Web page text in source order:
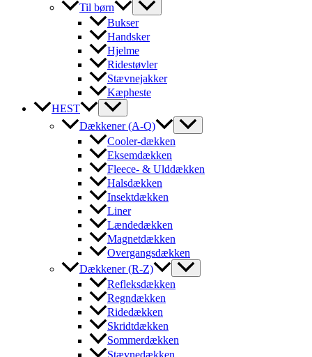
Til børn
Bukser
Handsker
Hjelme
Ridestøvler
Stævnejakker
Kæpheste
HEST
Dækkener (A-Q)
Cooler-dækken
Eksemdækken
Fleece- & Ulddækken
Halsdækken
Insektdækken
Liner
Lændedækken
Magnetdækken
Overgangsdækken
Dækkener (R-Z)
Refleksdækken
Regndækken
Ridedækken
Skridtdækken
Sommerdækken
Stævnedækken